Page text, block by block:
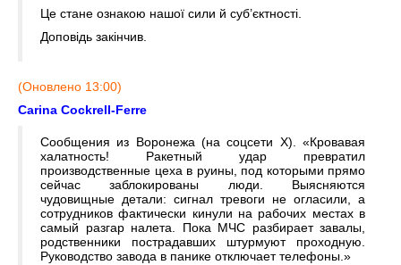
Це стане ознакою нашої сили й суб’єктності.
Доповідь закінчив.
(Оновлено 13:00)
Carina Cockrell-Ferre
Сообщения из Воронежа (на соцсети X). «Кровавая
халатность! Ракетный удар превратил
производственные цеха в руины, под которыми прямо
сейчас заблокированы люди. Выясняются
чудовищные детали: сигнал тревоги не огласили, а
сотрудников фактически кинули на рабочих местах в
самый разгар налета. Пока МЧС разбирает завалы,
родственники пострадавших штурмуют проходную.
Руководство завода в панике отключает телефоны.»